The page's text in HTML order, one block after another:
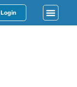
Login